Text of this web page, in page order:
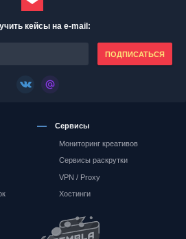
кейсы на e-mail:
ПОДПИСАТЬСЯ
Сервисы
Мониторинг креативов
Сервисы раскрутки
VPN / Proxy
Хостинги